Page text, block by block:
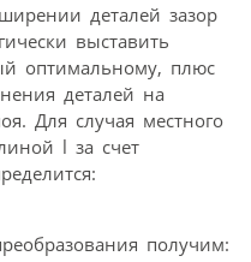
деталей зазор
выставить
оптимальному, плюс
деталей на
Для случая местного
l за счет
получим: